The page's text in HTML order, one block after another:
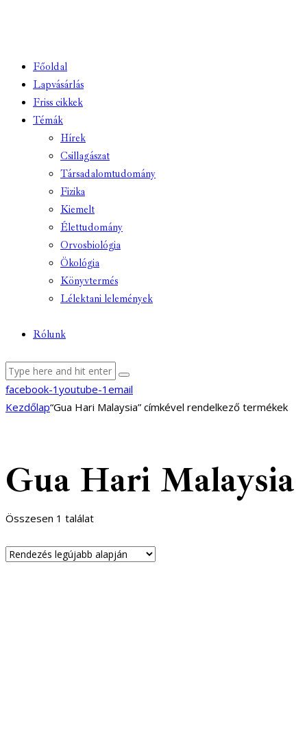
Főoldal
Lapvásárlás
Friss cikkek
Témák
Hírek
Csillagászat
Társadalomtudomány
Fizika
Kiemelt
Élettudomány
Orvosbiológia
Ökológia
Könyvtermés
Lélektani lelemények
Rólunk
facebook-1 youtube-1 email
Kezdőlap“Gua Hari Malaysia” címkével rendelkező termékek
Gua Hari Malaysia
Összesen 1 találat